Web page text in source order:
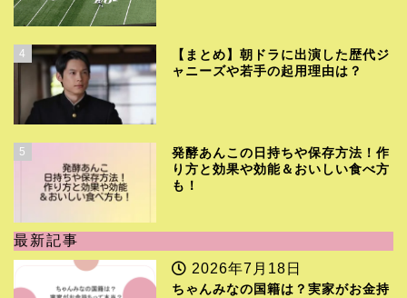
4
【まとめ】朝ドラに出演した歴代ジ
ャニーズや若手の起用理由は？
5
発酵あんこの日持ちや保存方法！作
り方と効果や効能＆おいしい食べ方
も！
最新記事
2026年7月18日
ちゃんみなの国籍は？実家がお金持